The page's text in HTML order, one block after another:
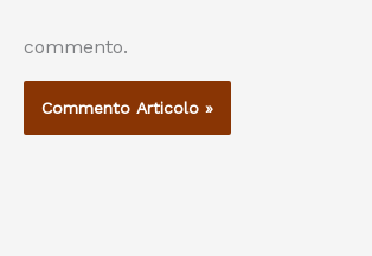
commento.